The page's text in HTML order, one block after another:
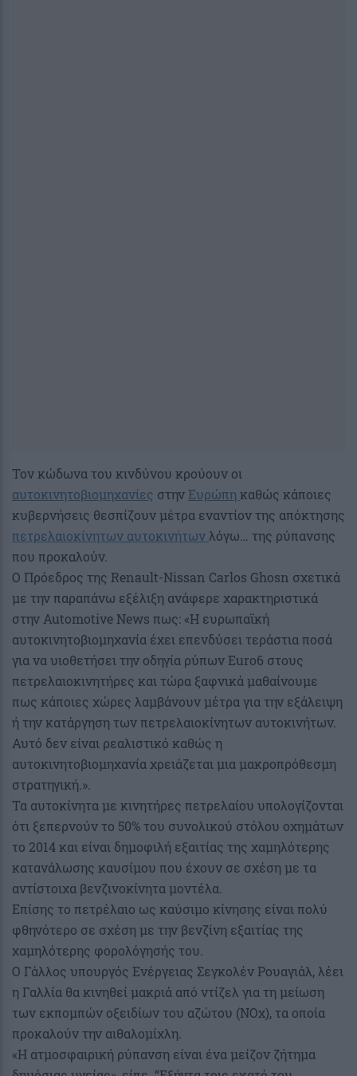
Τον κώδωνα του κινδύνου κρούουν οι
αυτοκινητοβιομηχανίες στην Ευρώπη καθώς κάποιες
κυβερνήσεις θεσπίζουν μέτρα εναντίον της απόκτησης
πετρελαιοκίνητων αυτοκινήτωνλόγω… της ρύπανσης
που προκαλούν.
Ο Πρόεδρος της Renault-Nissan Carlos Ghosn σχετικά
με την παραπάνω εξέλιξη ανάφερε χαρακτηριστικά
στην Automotive News πως: «Η ευρωπαϊκή
αυτοκινητοβιομηχανία έχει επενδύσει τεράστια ποσά
για να υιοθετήσει την οδηγία ρύπων Euro6 στους
πετρελαιοκινητήρες και τώρα ξαφνικά μαθαίνουμε
πως κάποιες χώρες λαμβάνουν μέτρα για την εξάλειψη
ή την κατάργηση των πετρελαιοκίνητων αυτοκινήτων.
Αυτό δεν είναι ρεαλιστικό καθώς η
αυτοκινητοβιομηχανία χρειάζεται μια μακροπρόθεσμη
στρατηγική.».
Τα αυτοκίνητα με κινητήρες πετρελαίου υπολογίζονται
ότι ξεπερνούν το 50% του συνολικού στόλου οχημάτων
το 2014 και είναι δημοφιλή εξαιτίας της χαμηλότερης
κατανάλωσης καυσίμου που έχουν σε σχέση με τα
αντίστοιχα βενζινοκίνητα μοντέλα.
Επίσης το πετρέλαιο ως καύσιμο κίνησης είναι πολύ
φθηνότερο σε σχέση με την βενζίνη εξαιτίας της
χαμηλότερης φορολόγησής του.
Ο Γάλλος υπουργός Ενέργειας Σεγκολέν Ρουαγιάλ, λέει
η Γαλλία θα κινηθεί μακριά από ντίζελ για τη μείωση
των εκπομπών οξειδίων του αζώτου (NOx), τα οποία
προκαλούν την αιθαλομίχλη.
«Η ατμοσφαιρική ρύπανση είναι ένα μείζον ζήτημα